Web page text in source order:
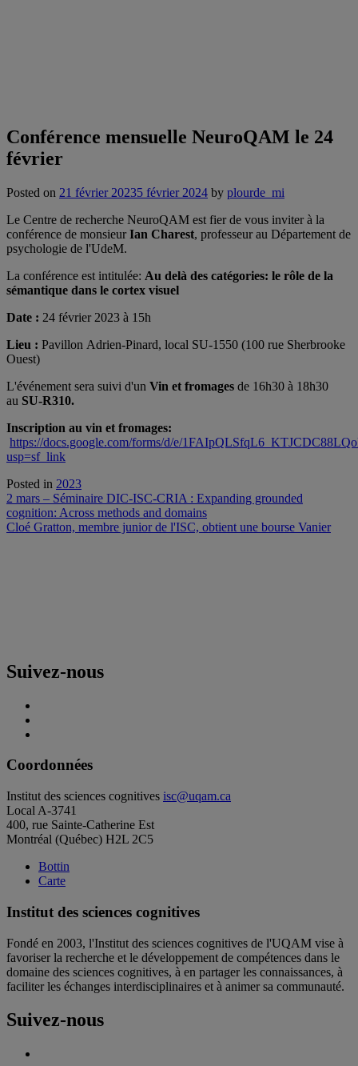
Conférence mensuelle NeuroQAM le 24
février
Posted on 21 février 20235 février 2024 by plourde_mi
Le Centre de recherche NeuroQAM est fier de vous inviter à la
conférence de monsieurIan Charest, professeur au Département de
psychologie de l'UdeM.
La conférence est intitulée: Au delà des catégories: le rôle de la
sémantique dans le cortex visuel
Date : 24 février 2023 à 15h
Lieu : Pavillon Adrien-Pinard, local SU-1550 (100 rue Sherbrooke
Ouest)
L'événement sera suivi d'un Vin et fromages de 16h30 à 18h30
au SU-R310.
Inscription au vin et fromages:
https://docs.google.com/forms/d/e/
usp=sf_link
Posted in 2023
Navigation
de
2 mars – Séminaire DIC-ISC-CRIA : Expanding grounded
cognition: Across methods and domains
Cloé Gratton, membre junior de l'ISC, obtient une bourse Vanier
Suivez-nous
Coordonnées
Institut des sciences cognitives isc@uqam.ca
Local A-3741
400, rue Sainte-Catherine Est
Montréal (Québec) H2L 2C5
Bottin
Carte
Institut des sciences cognitives
Fondé en 2003, l'Institut des sciences cognitives de l'UQAM vise à
favoriser la recherche et le développement de compétences dans le
domaine des sciences cognitives, à en partager les connaissances, à
faciliter les échanges interdisciplinaires et à animer sa communauté.
Suivez-nous